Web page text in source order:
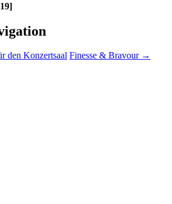
den Konzertsaal Finesse & Bravour →